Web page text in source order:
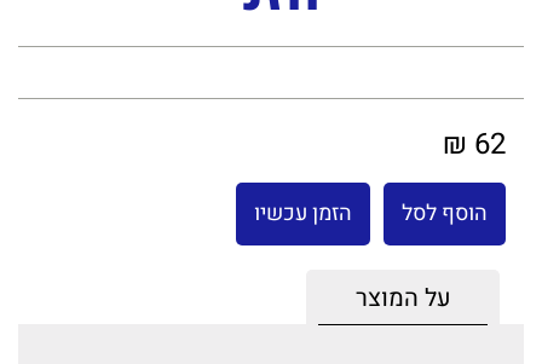
62 ₪
הוסף לסל הזמן עכשיו
על המוצר